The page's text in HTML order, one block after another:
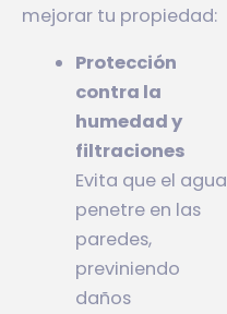
mejorar tu propiedad:
Protección
contra la
humedad y
filtraciones
Evita que el agua
penetre en las
paredes,
previniendo
daños